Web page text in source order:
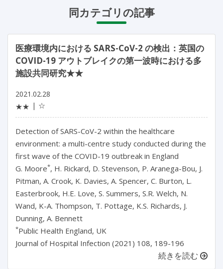
同カテゴリの記事
医療環境内における SARS-CoV-2 の検出：英国の
COVID-19 アウトブレイクの第一波時における多
施設共同研究★★
2021.02.28
★★
☆
Detection of SARS-CoV-2 within the healthcare
environment: a multi-centre study conducted during the
first wave of the COVID-19 outbreak in England
G. Moore*, H. Rickard, D. Stevenson, P. Aranega-Bou, J.
Pitman, A. Crook, K. Davies, A. Spencer, C. Burton, L.
Easterbrook, H.E. Love, S. Summers, S.R. Welch, N.
Wand, K-A. Thompson, T. Pottage, K.S. Richards, J.
Dunning, A. Bennett
*Public Health England, UK
Journal of Hospital Infection (2021) 108, 189-196
続きを読む